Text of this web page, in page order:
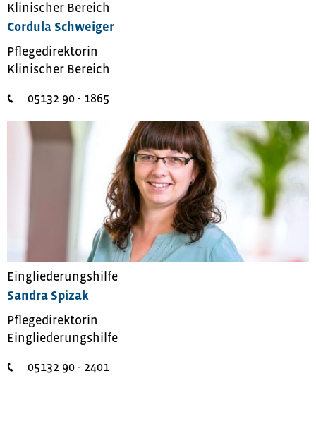
Klinischer Bereich
Cordula Schweiger
Pflegedirektorin
Klinischer Bereich
05132 90 - 1865
Eingliederungshilfe
Sandra Spizak
Pflegedirektorin
Eingliederungshilfe
05132 90 - 2401